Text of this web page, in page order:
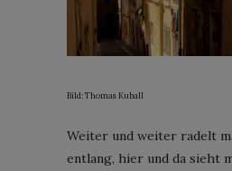
Bild: Thomas Kuball
Weiter und weiter radelt
entlang, hier und da sieht